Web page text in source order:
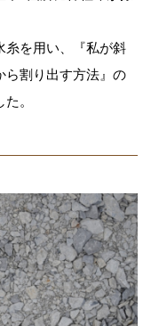
糸を用い、『私が斜
ら割り出す方法』の
。